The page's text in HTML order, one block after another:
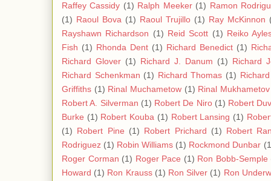
Raffey Cassidy (1) Ralph Meeker (1) Ramon
(1) Raoul Bova (1) Raoul Trujillo (1) Ray McKinnon
Rayshawn Richardson (1) Reid Scott (1) Reiko
Fish (1) Rhonda Dent (1) Richard Benedict (1)
Richard Glover (1) Richard J. Danum (1)
Richard
Richard Schenkman (1) Richard Thomas (1)
Griffiths (1) Rinal Muchametow (1) Rinal Mukhametov
Robert A. Silverman (1) Robert De Niro (1) Robert
Burke (1) Robert Kouba (1) Robert Lansing (1)
(1)
Robert Pine (1) Robert Prichard (1)
Robert
Rodriguez (1) Robin Williams (1) Rockmond Dunbar
Roger Corman (1) Roger Pace (1) Ron Bobb-Semple
Howard (1) Ron Krauss (1) Ron Silver (1) Ron